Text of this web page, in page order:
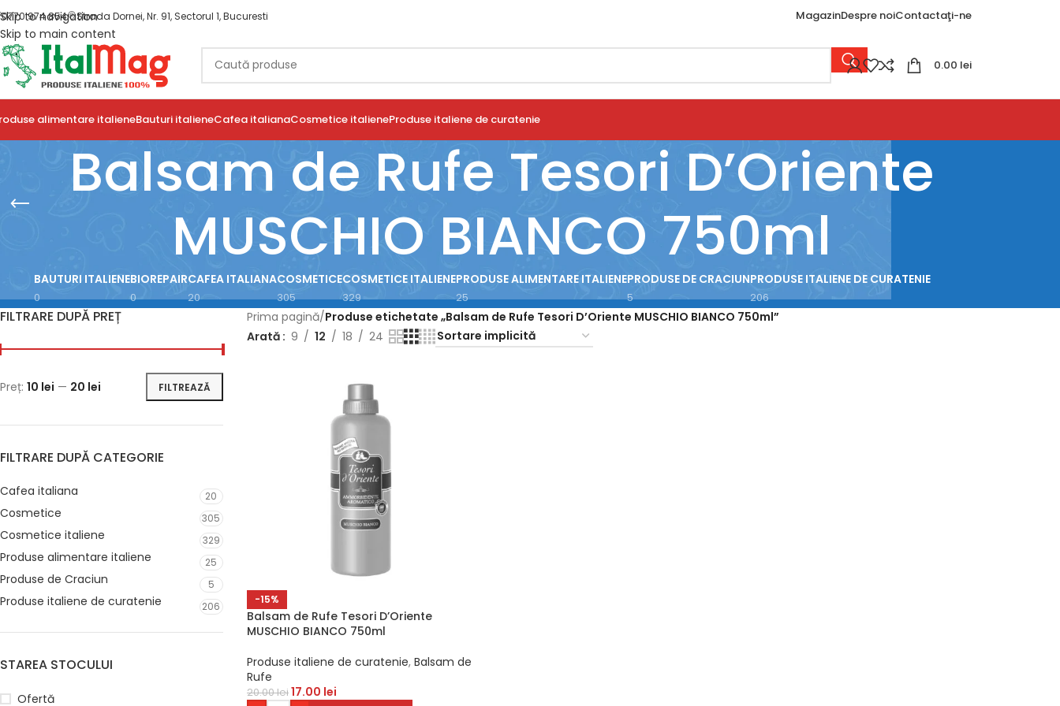
Skip to navigation
Skip to main content
0770 974 854 Strada Dornei, Nr. 91, Sectorul 1, Bucuresti MagazinDespre noiContactaţi-ne
0.00 lei
alimentare italieneBauturi italieneCafea italianaCosmetice italieneProduse italiene de curatenie
Balsam de Rufe Tesori D’Oriente
MUSCHIO BIANCO 750ml
BAUTURI ITALIENE
0
BIOREPAIR
0
CAFEA ITALIANA
20
COSMETICE
305
COSMETICE ITALIENE
329
PRODUSE ALIMENTARE ITALIENE
25
PRODUSE DE CRACIUN
5
PRODUSE ITALIENE DE CURATENIE
206
FILTRARE DUPĂ PREȚ
FILTREAZĂ
Preț: 10 lei — 20 lei
FILTRARE DUPĂ CATEGORIE
Cafea italiana 20
Cosmetice 305
Cosmetice italiene 329
Produse alimentare italiene 25
Produse de Craciun 5
Produse italiene de curatenie 206
STAREA STOCULUI
Ofertă
Prima pagină/Produse etichetate „Balsam de Rufe Tesori D’Oriente MUSCHIO BIANCO 750ml”
Arată
9 12 18 24
-15%
Balsam de Rufe Tesori D’Oriente
MUSCHIO BIANCO 750ml
Produse italiene de curatenie, Balsam de
Rufe
20.00lei17.00 lei